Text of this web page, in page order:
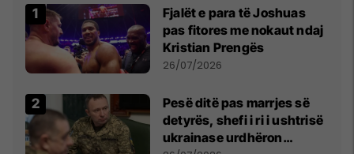
Fjalët e para të Joshuas
pas fitores me nokaut ndaj
Kristian Prengës
26/07/2026
Pesë ditë pas marrjes së
detyrës, shefi i ri i ushtrisë
ukrainase urdhëron